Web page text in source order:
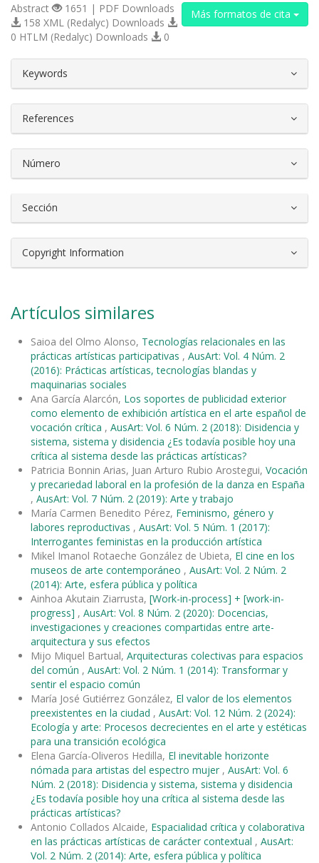
Más formatos de cita
Abstract
1651 | PDF Downloads
158 XML (Redalyc) Downloads
0 HTLM (Redalyc) Downloads
0
Keywords
References
Número
Sección
Copyright Information
Artículos similares
Saioa del Olmo Alonso, Tecnologías relacionales en las
prácticas artísticas participativas , AusArt: Vol. 4 Núm. 2
(2016): Prácticas artísticas, tecnologías blandas y
maquinarias sociales
Ana García Alarcón, Los soportes de publicidad exterior
como elemento de exhibición artística en el arte español de
vocación crítica , AusArt: Vol. 6 Núm. 2 (2018): Disidencia y
sistema, sistema y disidencia ¿Es todavía posible hoy una
crítica al sistema desde las prácticas artísticas?
Patricia Bonnin Arias, Juan Arturo Rubio Arostegui, Vocación
y precariedad laboral en la profesión de la danza en España
, AusArt: Vol. 7 Núm. 2 (2019): Arte y trabajo
María Carmen Benedito Pérez, Feminismo, género y
labores reproductivas , AusArt: Vol. 5 Núm. 1 (2017):
Interrogantes feministas en la producción artística
Mikel Imanol Rotaeche González de Ubieta, El cine en los
museos de arte contemporáneo , AusArt: Vol. 2 Núm. 2
(2014): Arte, esfera pública y política
Ainhoa Akutain Ziarrusta, [Work-in-process] + [work-in-
progress] , AusArt: Vol. 8 Núm. 2 (2020): Docencias,
investigaciones y creaciones compartidas entre arte-
arquitectura y sus efectos
Mijo Miquel Bartual, Arquitecturas colectivas para espacios
del común , AusArt: Vol. 2 Núm. 1 (2014): Transformar y
sentir el espacio común
María José Gutiérrez González, El valor de los elementos
preexistentes en la ciudad , AusArt: Vol. 12 Núm. 2 (2024):
Ecología y arte: Procesos decrecientes en el arte y estéticas
para una transición ecológica
Elena García-Oliveros Hedilla, El inevitable horizonte
nómada para artistas del espectro mujer , AusArt: Vol. 6
Núm. 2 (2018): Disidencia y sistema, sistema y disidencia
¿Es todavía posible hoy una crítica al sistema desde las
prácticas artísticas?
Antonio Collados Alcaide, Espacialidad crítica y colaborativa
en las prácticas artísticas de carácter contextual , AusArt:
Vol. 2 Núm. 2 (2014): Arte, esfera pública y política